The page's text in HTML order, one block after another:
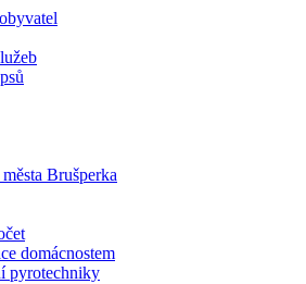
Brušperka
domácnostem
pyrotechniky